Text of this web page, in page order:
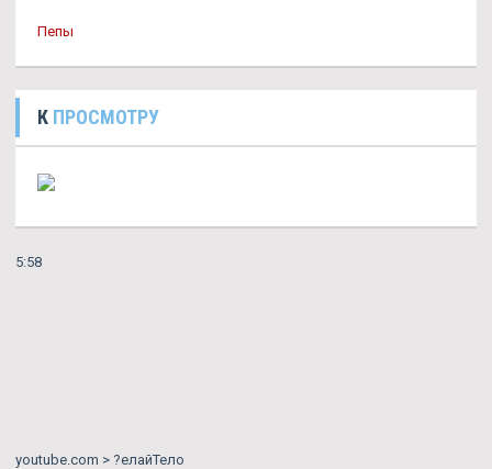
Пепы
К ПРОСМОТРУ
5:58
youtube.com > ?елайТело